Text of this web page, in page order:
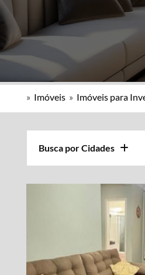
» Imóveis » Imóveis para
Busca por Cidades